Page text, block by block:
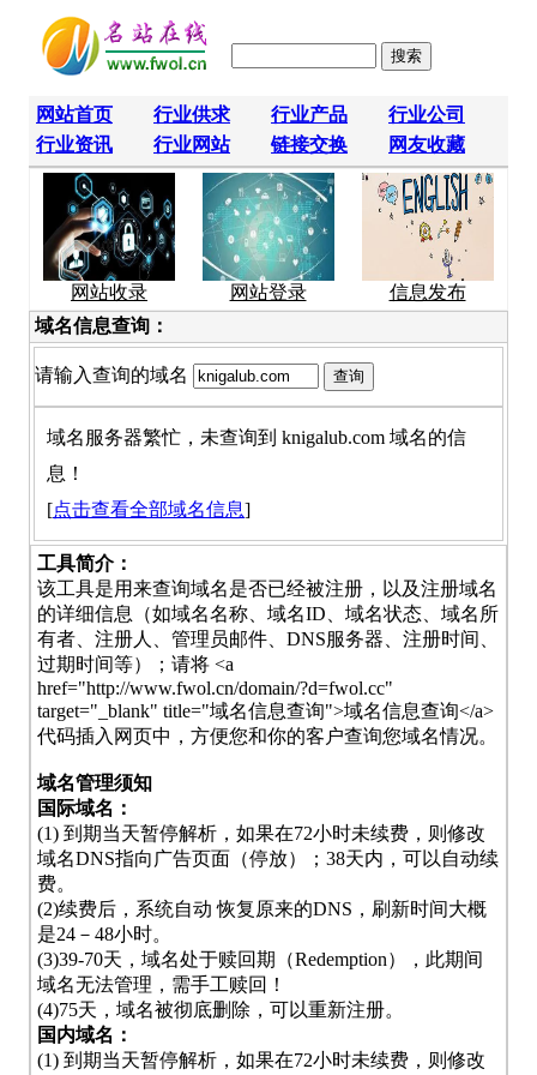
网站首页 行业供求 行业产品
行业公司
行业资讯
行业网站 链接交换 网友收藏
网站收录 网站登录
信息发布
域名信息查询：
请输入查询的域名
域名服务器繁忙，未查询到 knigalub.com 域名的信
息！
[点击查看全部域名信息]
工具简介：
该工具是用来查询域名是否已经被注册，以及注册域名
的详细信息（如域名名称、域名ID、域名状态、域名所
有者、注册人、管理员邮件、DNS服务器、注册时间、
过期时间等）；请将 <a
href="http://www.fwol.cn/domain/?d=fwol.cc"
target="_blank" title="域名信息查询">域名信息查询</a>
代码插入网页中，方便您和你的客户查询您域名情况。
域名管理须知
国际域名：
(1) 到期当天暂停解析，如果在72小时未续费，则修改
域名DNS指向广告页面（停放）；38天内，可以自动续
费。
(2)续费后，系统自动 恢复原来的DNS，刷新时间大概
是24－48小时。
(3)39-70天，域名处于赎回期（Redemption），此期间
域名无法管理，需手工赎回！
(4)75天，域名被彻底删除，可以重新注册。
国内域名：
(1) 到期当天暂停解析，如果在72小时未续费，则修改